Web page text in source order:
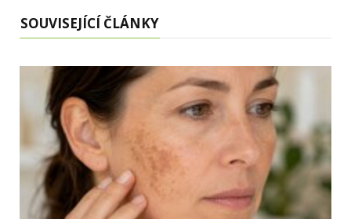
SOUVISEJÍCÍ ČLÁNKY